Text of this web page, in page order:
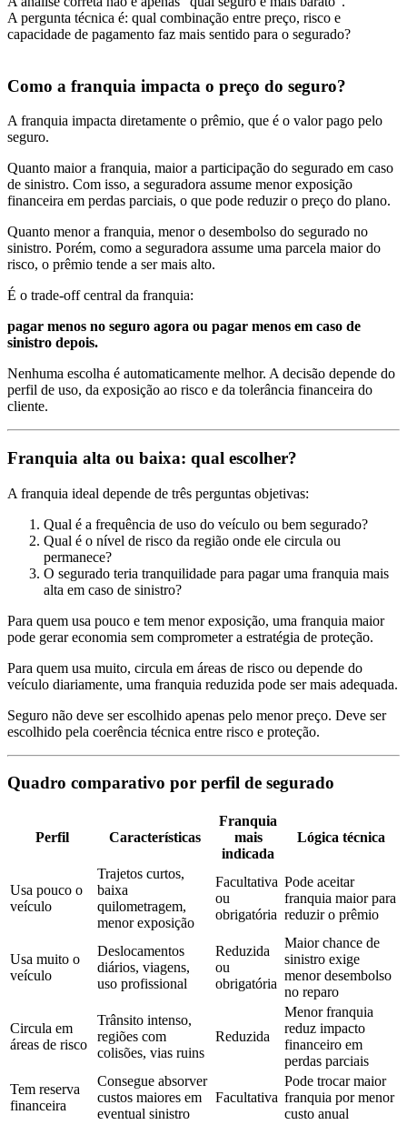
A pergunta técnica é: qual combinação entre preço, risco e
capacidade de pagamento faz mais sentido para o segurado?
Como a franquia impacta o preço do seguro?
A franquia impacta diretamente o prêmio, que é o valor pago pelo
seguro.
Quanto maior a franquia, maior a participação do segurado em caso
de sinistro. Com isso, a seguradora assume menor exposição
financeira em perdas parciais, o que pode reduzir o preço do plano.
Quanto menor a franquia, menor o desembolso do segurado no
sinistro. Porém, como a seguradora assume uma parcela maior do
risco, o prêmio tende a ser mais alto.
É o trade-off central da franquia:
pagar menos no seguro agora ou pagar menos em caso de
sinistro depois.
Nenhuma escolha é automaticamente melhor. A decisão depende do
perfil de uso, da exposição ao risco e da tolerância financeira do
cliente.
Franquia alta ou baixa: qual escolher?
A franquia ideal depende de três perguntas objetivas:
Qual é a frequência de uso do veículo ou bem segurado?
Qual é o nível de risco da região onde ele circula ou
permanece?
O segurado teria tranquilidade para pagar uma franquia mais
alta em caso de sinistro?
Para quem usa pouco e tem menor exposição, uma franquia maior
pode gerar economia sem comprometer a estratégia de proteção.
Para quem usa muito, circula em áreas de risco ou depende do
veículo diariamente, uma franquia reduzida pode ser mais adequada.
Seguro não deve ser escolhido apenas pelo menor preço. Deve ser
escolhido pela coerência técnica entre risco e proteção.
Quadro comparativo por perfil de segurado
Perfil Características
Franquia
mais
indicada
Lógica técnica
Usa pouco o
veículo
Trajetos curtos,
baixa
quilometragem,
menor exposição
Facultativa
ou
obrigatória
Pode aceitar
franquia maior para
reduzir o prêmio
Usa muito o
veículo
Deslocamentos
diários, viagens,
uso profissional
Reduzida
ou
obrigatória
Maior chance de
sinistro exige
menor desembolso
no reparo
Circula em
áreas de risco
Trânsito intenso,
regiões com
colisões, vias ruins
Reduzida
Menor franquia
reduz impacto
financeiro em
perdas parciais
Tem reserva
financeira
Consegue absorver
custos maiores em
eventual sinistro
Facultativa
Pode trocar maior
franquia por menor
custo anual